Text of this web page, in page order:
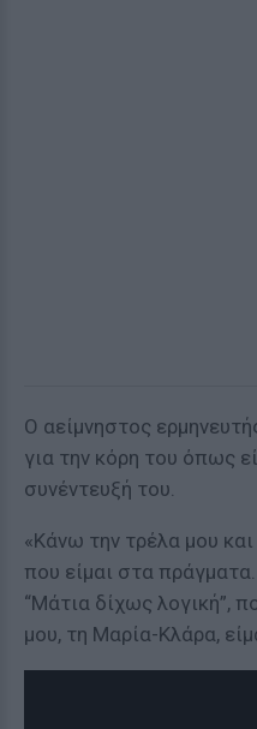
Ο αείμνηστος
για την κόρη του όπως
συνέντευξή του.
«Κάνω την τρέλα μου
που είμαι στα
“Μάτια δίχως λογική”,
μου, τη Μαρία-Κλάρα,